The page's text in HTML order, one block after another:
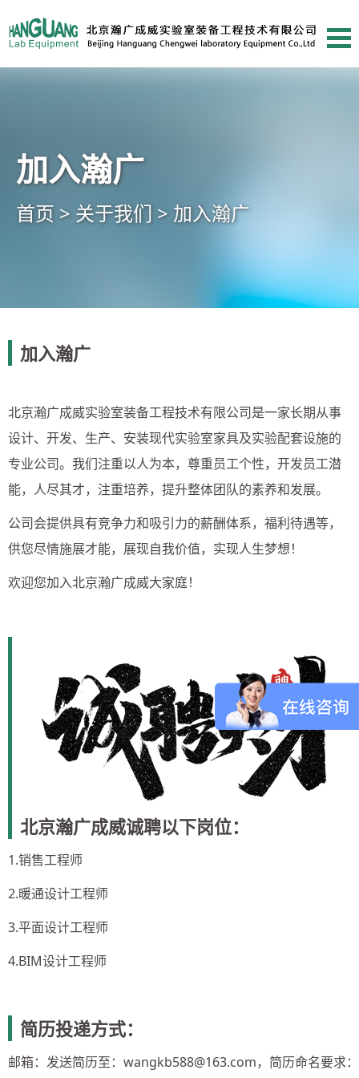
加入瀚广
首页 > 关于我们 > 加入瀚广
加入瀚广
北京瀚广成威实验室装备工程技术有限公司是一家长期从事
设计、开发、生产、安装现代实验室家具及实验配套设施的
专业公司。我们注重以人为本，尊重员工个性，开发员工潜
能，人尽其才，注重培养，提升整体团队的素养和发展。
公司会提供具有竞争力和吸引力的薪酬体系，福利待遇等，
供您尽情施展才能，展现自我价值，实现人生梦想！
欢迎您加入北京瀚广成威大家庭！
北京瀚广成威诚聘以下岗位：
1.销售工程师
2.暖通设计工程师
3.平面设计工程师
4.BIM设计工程师
简历投递方式：
邮箱：发送简历至：wangkb588@163.com，简历命名要求